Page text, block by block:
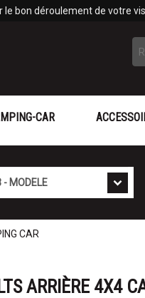
bon déroulement de votre
CAR
CAR
ARRIÈRE 4X4